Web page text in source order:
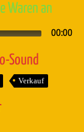
Waren an
00:00
Sound
Verkauf